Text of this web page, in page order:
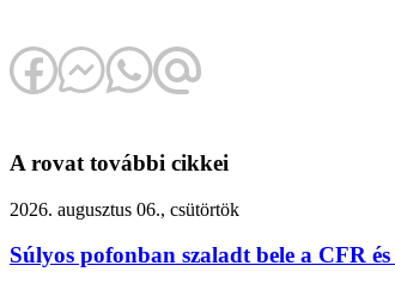
A rovat további cikkei
2026. augusztus 06., csütörtök
Súlyos pofonban szaladt bele a CFR és